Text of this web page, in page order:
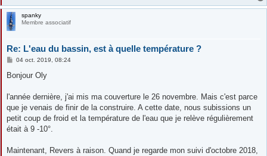
spanky
Membre associatif
Re: L'eau du bassin, est à quelle température ?
M
s
g
04 oct. 2019, 08:24
Bonjour Oly
l'année dernière, j'ai mis ma couverture le 26 novembre. Mais c'est parce
que je venais de finir de la construire. A cette date, nous subissions un
petit coup de froid et la température de l'eau que je relève régulièrement
était à 9 -10°.
Maintenant, Revers à raison. Quand je regarde mon suivi d'octobre 2018,